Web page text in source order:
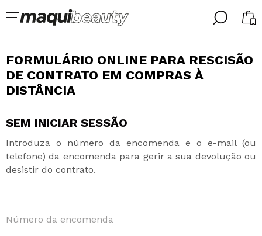
╳
Já sou #maquilover, tenho uma conta
BIENVENIDX!
Esqueceu-se da palavra-passe?
╳
SELECIONE O SEU IDIOMA
PORTUGUESE
FRANCES
ITALIANO
FORMULÁRIO ONLINE PARA RESCISÃO
DE CONTRATO EM COMPRAS À
DISTÂNCIA
SEM INICIAR SESSÃO
Introduza o número da encomenda e o e-mail (ou
telefone) da encomenda para gerir a sua devolução ou
desistir do contrato.
Número da encomenda